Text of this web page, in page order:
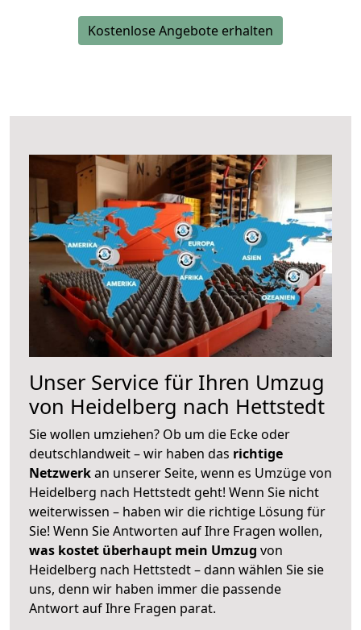
Kostenlose Angebote erhalten
Unser Service für Ihren Umzug
von Heidelberg nach Hettstedt
Sie wollen umziehen? Ob um die Ecke oder
deutschlandweit – wir haben das richtige
Netzwerkan unserer Seite, wenn es Umzüge von
Heidelberg nach Hettstedt geht! Wenn Sie nicht
weiterwissen – haben wir die richtige Lösung für
Sie! Wenn Sie Antworten auf Ihre Fragen wollen,
was kostet überhaupt mein Umzug von
Heidelberg nach Hettstedt – dann wählen Sie sie
uns, denn wir haben immer die passende
Antwort auf Ihre Fragen parat.